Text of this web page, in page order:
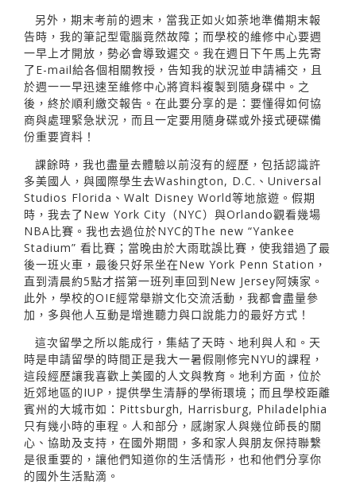
另外，期末考前的週末，當我正如火如荼地準備期末報
告時，我的筆記型電腦竟然故障；而學校的維修中心要週
一早上才開放，勢必會導致遲交。我在週日下午馬上先寄
了E-mail給各個相關教授，告知我的狀況並申請補交，且
於週一一早迅速至維修中心將資料複製到隨身碟中。之
後，終於順利繳交報告。在此要分享的是：要懂得如何協
商與處理緊急狀況，而且一定要用隨身碟或外接式硬碟備
份重要資料！
課餘時，我也盡量去體驗以前沒有的經歷，包括認識許
多美國人，與國際學生去Washington, D.C.、Universal
Studios Florida、Walt Disney World等地旅遊。假期
時，我去了New York City（NYC）與Orlando觀看幾場
NBA比賽。我也去過位於NYC的The new “Yankee
Stadium” 看比賽；當晚由於大雨耽誤比賽，使我錯過了最
後一班火車，最後只好呆坐在New York Penn Station，
直到清晨約5點才搭第一班列車回到New Jersey阿姨家。
此外，學校的OIE經常舉辦文化交流活動，我都會盡量參
加，多與他人互動是增進聽力與口說能力的最好方式！
這次留學之所以能成行，集結了天時、地利與人和。天
時是申請留學的時間正是我大一暑假剛修完NYU的課程，
這段經歷讓我喜歡上美國的人文與教育。地利方面，位於
近郊地區的IUP，提供學生清靜的學術環境；而且學校距離
賓州的大城市如：Pittsburgh, Harrisburg, Philadelphia
只有幾小時的車程。人和部分，感謝家人與幾位師長的關
心、協助及支持，在國外期間，多和家人與朋友保持聯繫
是很重要的，讓他們知道你的生活情形，也和他們分享你
的國外生活點滴。